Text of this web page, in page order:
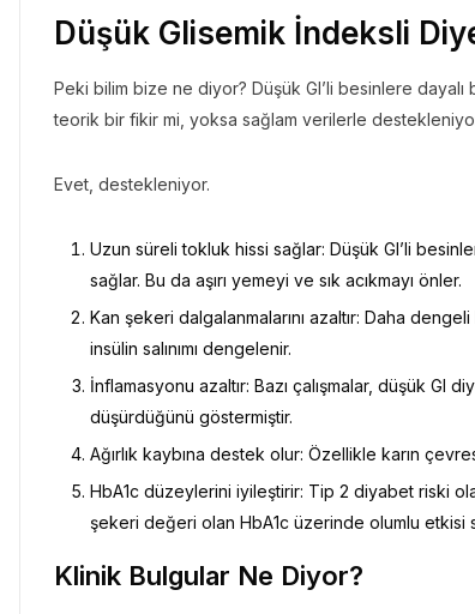
Düşük Glisemik İndeksli
Peki bilim bize ne diyor? Düşük GI’li besinlere
teorik bir fikir mi, yoksa sağlam verilerle
Evet, destekleniyor.
Uzun süreli tokluk hissi sağlar: Düşük GI’li
sağlar. Bu da aşırı yemeyi ve sık acıkmayı önler.
Kan şekeri dalgalanmalarını azaltır: Daha
insülin salınımı dengelenir.
İnflamasyonu azaltır: Bazı çalışmalar, düşük GI
düşürdüğünü göstermiştir.
Ağırlık kaybına destek olur: Özellikle karın
HbA1c düzeylerini iyileştirir: Tip 2 diyabet riski
şekeri değeri olan HbA1c üzerinde olumlu etkisi
Klinik Bulgular Ne Diyor?
Gezi Bülteni 1 ay önce 8.97k
Dönem